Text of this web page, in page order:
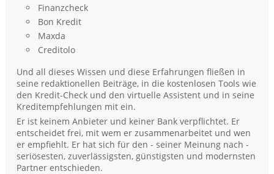
Finanzcheck
Bon Kredit
Maxda
Creditolo
Und all dieses Wissen und diese Erfahrungen fließen in
seine redaktionellen Beiträge, in die kostenlosen Tools wie
den Kredit-Check und den virtuelle Assistent und in seine
Kreditempfehlungen mit ein.
Er ist keinem Anbieter und keiner Bank verpflichtet. Er
entscheidet frei, mit wem er zusammenarbeitet und wen
er empfiehlt. Er hat sich für den - seiner Meinung nach -
seriösesten, zuverlässigsten, günstigsten und modernsten
Partner entschieden.